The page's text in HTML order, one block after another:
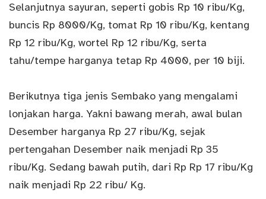
Selanjutnya sayuran, seperti gobis Rp 10 ribu/Kg,
buncis Rp 8000/Kg, tomat Rp 10 ribu/Kg, kentang
Rp 12 ribu/Kg, wortel Rp 12 ribu/Kg, serta
tahu/tempe harganya tetap Rp 4000, per 10 biji.
Berikutnya tiga jenis Sembako yang mengalami
lonjakan harga. Yakni bawang merah, awal bulan
Desember harganya Rp 27 ribu/Kg, sejak
pertengahan Desember naik menjadi Rp 35
ribu/Kg. Sedang bawah putih, dari Rp Rp 17 ribu/Kg
naik menjadi Rp 22 ribu/ Kg.